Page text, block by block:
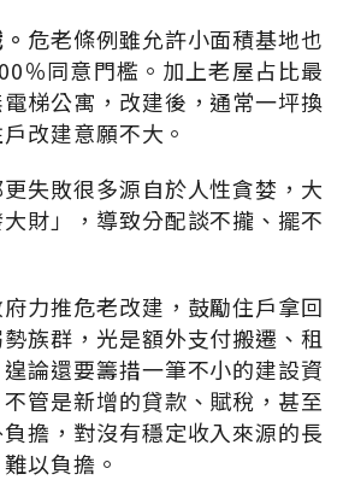
危老條例雖允許小面積基地也
％同意門檻。加上老屋占比最
梯公寓，改建後，通常一坪換
改建意願不大。
失敗很多源自於人性貪婪，大
財」，導致分配談不攏、擺不
力推危老改建，鼓勵住戶拿回
族群，光是額外支付搬遷、租
論還要籌措一筆不小的建設資
管是新增的貸款、賦稅，甚至
擔，對沒有穩定收入來源的長
以負擔。